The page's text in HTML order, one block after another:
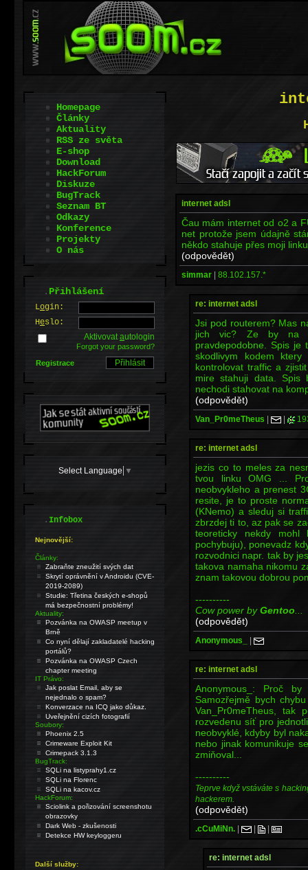
internet adsl
Čau mám internet od o2 a
net protože jsem údajně
někdo stahuje přes moji
(odpovědět)
simmar | 88.102.157.*
re: internet adsl
Jsi pod routerem? Mas
jich vic? Ze by na
pravdepodobne. Spis je
skodlivym kodem
kontrolovat traffic a
mire stahuji data. Spis
nechodi stahovat na
(odpovědět)
Van_Pr0meTheus | |
re: internet adsl
jezis co to meles za
tvou linku OMG ...
neobvykleho a prenest
resite, je to proste
(KNemo) a sleduj si
zbrzdej ti to, az pak se
teoreticky nekdy mohl
pochybuju), ponevadz
rozvodnici napr. tak by
takova namaha nikomu
znam takovou dobrou
----------
Cow power byGentoo
(odpovědět)
Anonymous_ |
re: internet adsl
Anonymous_: Proč by
Samozřejmě bych
Van_Pr0meTheus,
rozvedenu síť pro
neobvyklé, kdyby byl
nebo jinak komunikuje
zmiňoval...
----------
Teprve když vstáváte s
hackerem.
(odpovědět)
.cCuMiNn. | | |
re: internet adsl
Homepage
Články
Aktuality
RSS ze světa
E-shop
Download
HackForum
Diskuze
BugTrack
Seznam BT
Odkazy
Konference
Projekty
O nás
.Přihlášení
Login:
Heslo:
Aktivovatautologin
Forgot your password?
Registrace
Select Language ▼
.Infobox
Nejnovější:
Články:
Zabraňte zneužití svých dat
Skrytí oprávnění v Androidu (CVE-
2019-2089)
Studie: Třetina českých e-shopů
má bezpečnostní problémy!
Aktuality:
Pozvánka na OWASP meetup v
Brně
Co nyní dělají zakladatelé hacking
portálů?
Pozvánka na OWASP Czech
chapter meeting
IT Právo:
Jak poslat Email, aby se
nejednalo o spam?
Konverzace na ICQ jako důkaz.
Uveřejnění cizích fotografií
Soubory:
Phoenix 2.5
Crimeware Exploit Kit
Crimepack 3.1.3
BugTrack:
SQLi na listyprahy1.cz
SQLi na Florenc
SQLi na kacov.cz
HackForum:
Sciolink a pořizování screenshotu
obrazovky
Dark Web - zkušenosti
Detekce HW keyloggeru
Další služby: